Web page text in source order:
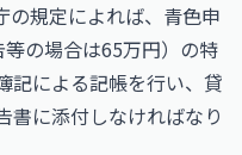
の規定によれば、青色申
の場合は65万円）の特
記による記帳を行い、貸
書に添付しなければなり